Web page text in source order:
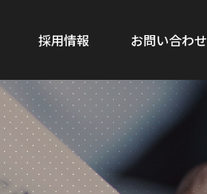
採用情報 お問い合わせ